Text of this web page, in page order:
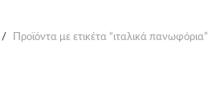
Προϊόντα με ετικέτα “ιταλικά πανωφόρια”